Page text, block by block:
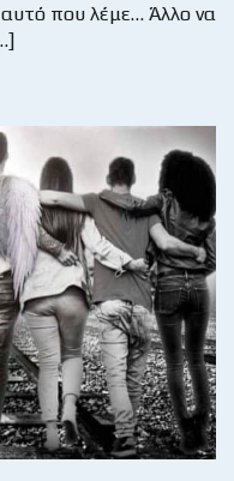
που λέμε… Άλλο να